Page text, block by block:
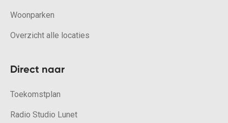
Woonparken
Overzicht alle locaties
Direct naar
Toekomstplan
Radio Studio Lunet